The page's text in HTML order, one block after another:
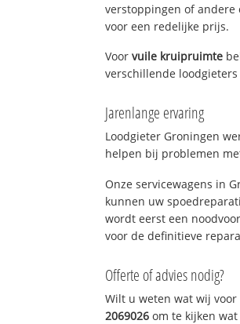
verstoppingen of andere
voor een redelijke prijs.
Voorvuile kruipruimte
verschillende
Jarenlange ervaring
Loodgieter Groningen
helpen bij problemen
Onze servicewagens in
kunnen uw
wordt eerst een
voor de definitieve
Offerte of advies nodig?
Wilt u weten wat wij
2069026 om te kijken